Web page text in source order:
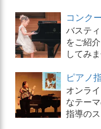
コンク
バステ
をご紹
してみ
ピアノ
オンラ
なテー
指導の